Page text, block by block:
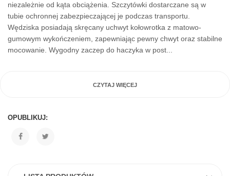
niezależnie od kąta obciążenia. Szczytówki dostarczane są w
tubie ochronnej zabezpieczającej je podczas transportu.
Wędziska posiadają skręcany uchwyt kołowrotka z matowo-
gumowym wykończeniem, zapewniając pewny chwyt oraz stabilne
mocowanie. Wygodny zaczep do haczyka w post...
CZYTAJ WIĘCEJ
OPUBLIKUJ: